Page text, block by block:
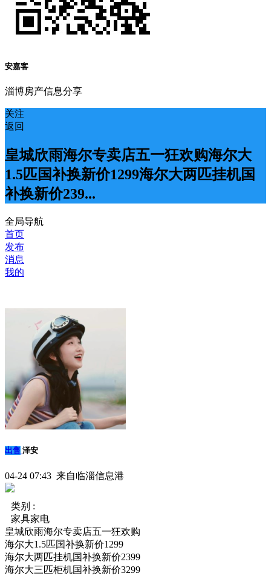
安嘉客
淄博房产信息分享
关注
返回
皇城欣雨海尔专卖店五一狂欢购海尔大
1.5匹国补换新价1299海尔大两匹挂机国
补换新价239...
全局导航
首页
发布
消息
我的
出售 泽安
04-24 07:43 来自临淄信息港
类别 :
家具家电
皇城欣雨海尔专卖店五一狂欢购
海尔大1.5匹国补换新价1299
海尔大两匹挂机国补换新价2399
海尔大三匹柜机国补换新价3299